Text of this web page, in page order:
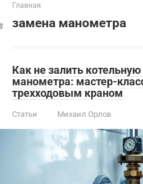
Главная
замена манометра
Как не залить
манометра: мастер-
трехходовым краном
Статьи Михаил Орлов